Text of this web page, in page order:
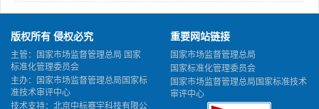
版权所有 侵权必究
主管：国家市场监督管理总局 国家
标准化管理委员会
主办：国家市场监督管理总局国家标
准技术审评中心
技术支持：北京中标赛宇科技有限公
重要网站链接
国家市场监督管理总局
国家标准化管理委员会
国家市场监督管理总局国家标准技术
审评中心